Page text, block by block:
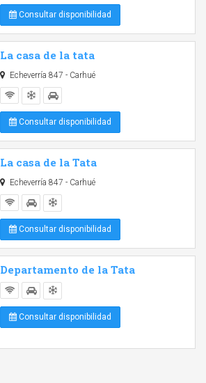
Consultar disponibilidad
La casa de la tata
Echeverría 847 - Carhué
Consultar disponibilidad
La casa de la Tata
Echeverría 847 - Carhué
Consultar disponibilidad
Departamento de la Tata
Consultar disponibilidad